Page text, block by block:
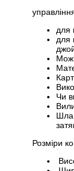
для
для
Чи
Розміри